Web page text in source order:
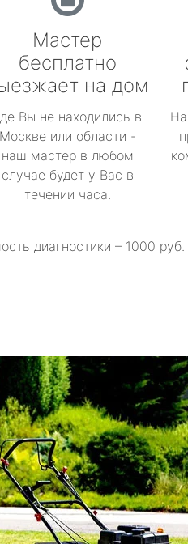
Мастер
бесплатно
на дом
Вы не находились в
Москве или области -
наш мастер в любом
случае будет у Вас в
течении часа.
диагностики – 1000 руб.